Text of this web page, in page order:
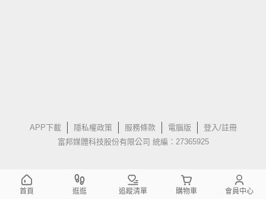
APP下載 隱私權政策 服務條款 電腦版
登入/註冊
富邦媒體科技股份有限公司 統編：27365925
首頁 逛逛 追蹤清單 購物車 會員中心